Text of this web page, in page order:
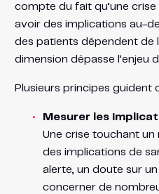
compte du fait qu’une
avoir des implications au-
des patients dépendent de
dimension dépasse l’enjeu
Plusieurs principes guident
Mesurer les
Une crise touchant
des implications de
alerte, un doute sur
concerner de